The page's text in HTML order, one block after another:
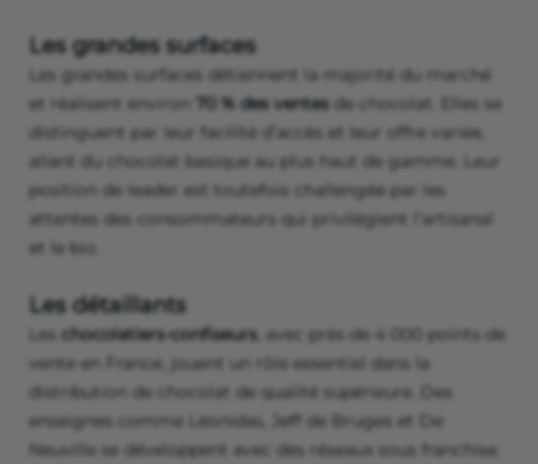
Les grandes surfaces
Les grandes surfaces détiennent la majorité du marché
et réalisent environ
70 % des ventes de chocolat. Elles se
distinguent par leur facilité d’accès et leur offre variée,
allant du chocolat basique au plus haut de gamme. Leur
position de leader est toutefois challengée par les
attentes des consommateurs qui privilégient l’artisanal
et le bio.
Les détaillants
Les chocolatiers-confiseurs, avec près de 4 000 points de
vente en France, jouent un rôle essentiel dans la
distribution de chocolat de qualité supérieure. Des
enseignes comme Léonidas, Jeff de Bruges et De
Neuville se développent avec des réseaux sous franchise.